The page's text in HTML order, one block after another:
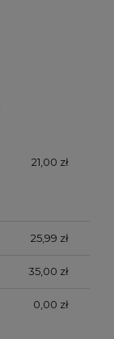
21,00 zł
25,99 zł
35,00 zł
0,00 zł